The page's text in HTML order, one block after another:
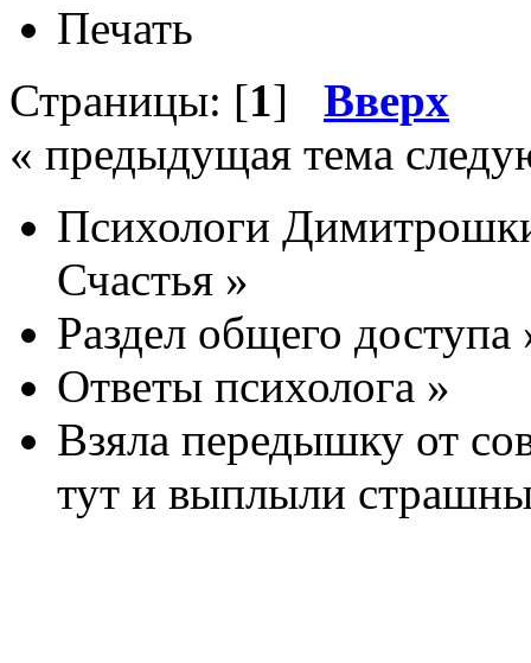
Печать
Страницы: [1] Вверх
« предыдущая тема
Психологи
Счастья »
Раздел общего доступа
Ответы психолога »
Взяла передышку от
тут и выплыли